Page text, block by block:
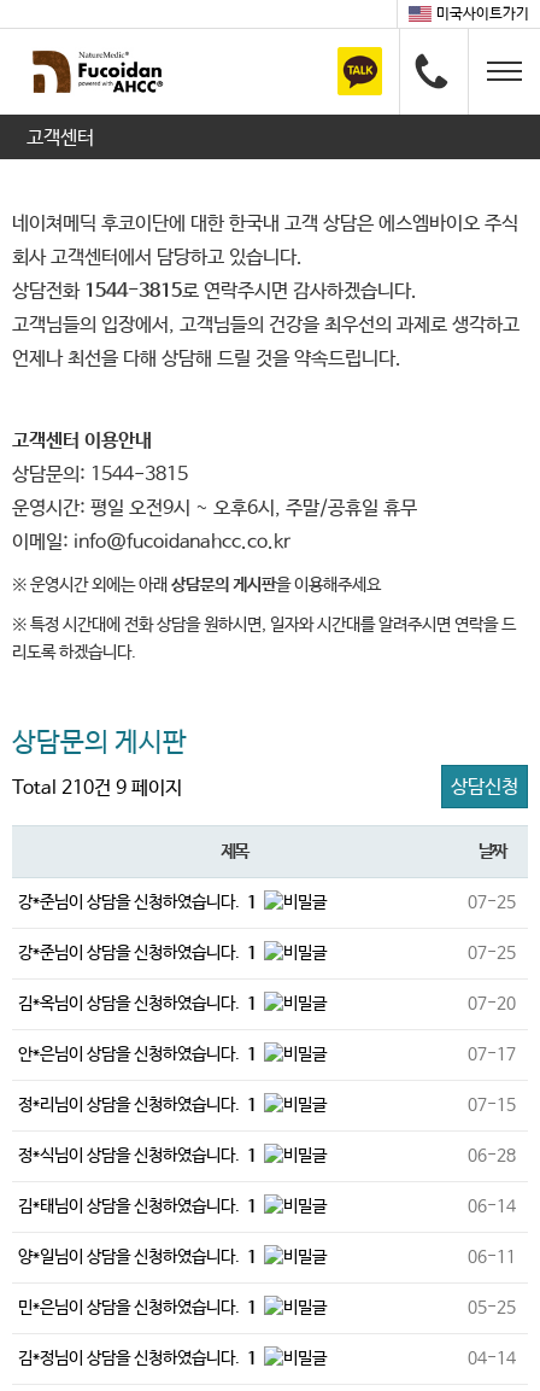
미국사이트가기
고객센터
네이쳐메딕 후코이단에 대한 한국내 고객 상담은 에스엠바이오 주식
회사 고객센터에서 담당하고 있습니다.
상담전화 1544-3815로 연락주시면 감사하겠습니다.
고객님들의 입장에서, 고객님들의 건강을 최우선의 과제로 생각하고
언제나 최선을 다해 상담해 드릴 것을 약속드립니다.
고객센터 이용안내
상담문의: 1544-3815
운영시간: 평일 오전9시 ~ 오후6시, 주말/공휴일 휴무
이메일: info@fucoidanahcc.co.kr
※ 운영시간 외에는 아래 상담문의 게시판을 이용해주세요
※ 특정 시간대에 전화 상담을 원하시면, 일자와 시간대를 알려주시면 연락을 드
리도록 하겠습니다.
상담문의 게시판
Total 210건 9 페이지 상담신청
제목 날짜
강*준님이 상담을 신청하였습니다. 1 07-25
강*준님이 상담을 신청하였습니다. 1 07-25
김*옥님이 상담을 신청하였습니다. 1 07-20
안*은님이 상담을 신청하였습니다. 1 07-17
정*리님이 상담을 신청하였습니다. 1 07-15
정*식님이 상담을 신청하였습니다. 1 06-28
김*태님이 상담을 신청하였습니다. 1 06-14
양*일님이 상담을 신청하였습니다. 1 06-11
민*은님이 상담을 신청하였습니다. 1 05-25
김*정님이 상담을 신청하였습니다. 1 04-14